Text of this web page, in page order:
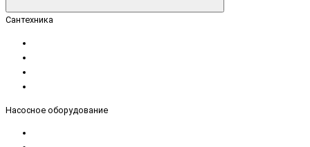
Сантехника
Насосное оборудование